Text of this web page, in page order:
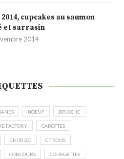
cupcakes au saumon
et sarrasin
2014
BOEUF BRIOCHE
FACTORY CAROTTES
CHORIZO CITRONS
CONCOURS COURGETTES